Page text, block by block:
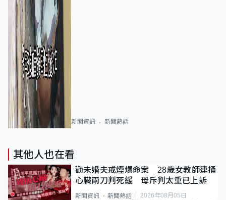
新聞資訊 新聞熱話
其他人也在看
勸未婚夫戒煙爆命案 28歲女教師連捅
心臟兩刀判死緩 母斥判太重已上訴
新聞資訊 新聞熱話 2026年08月05日